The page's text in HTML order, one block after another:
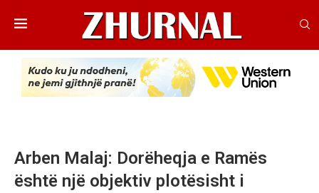
Arben Malaj: Dorëheqja e Ramës
është një objektiv plotësisht i